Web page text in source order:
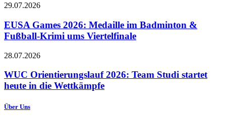
29.07.2026
EUSA Games 2026: Medaille im Badminton &
Fußball-Krimi ums Viertelfinale
28.07.2026
WUC Orientierungslauf 2026: Team Studi startet
heute in die Wettkämpfe
Über Uns